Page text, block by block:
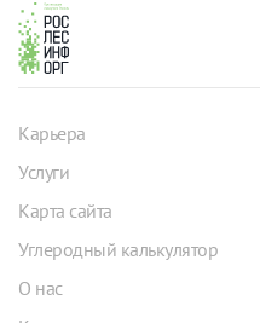
Карьера
Услуги
Карта сайта
Углеродный калькулятор
О нас